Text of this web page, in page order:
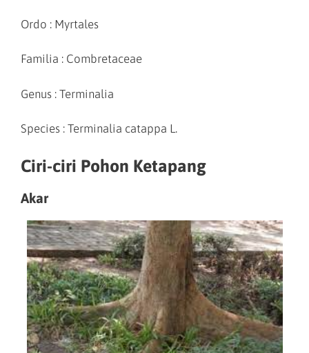
Ordo : Myrtales
Familia : Combretaceae
Genus : Terminalia
Species : Terminalia catappa L.
Ciri-ciri Pohon Ketapang
Akar